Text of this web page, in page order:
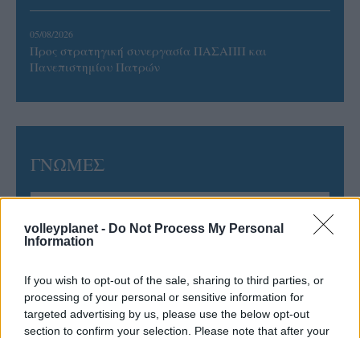
volleyplanet - Do Not Process My Personal
Information
If you wish to opt-out of the sale, sharing to third parties, or
processing of your personal or sensitive information for
targeted advertising by us, please use the below opt-out
section to confirm your selection. Please note that after your
05/08/2026
Προς στρατηγική συνεργασία ΠΑΣΑΠΠ και
Πανεπιστημίου Πατρών
ΓΝΩΜΕΣ
ΠΕΝΥ ΡΟΝΤΟΓΙΑΝΝΗ
στο σήμερα: Tο τρίτο
ευρωπαϊκό ραντεβού του
Παναθηναϊκού με την
ιστορία